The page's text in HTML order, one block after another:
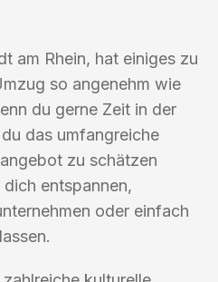
am Rhein, hat einiges zu
so angenehm wie
du gerne Zeit in der
das umfangreiche
zu schätzen
entspannen,
oder einfach